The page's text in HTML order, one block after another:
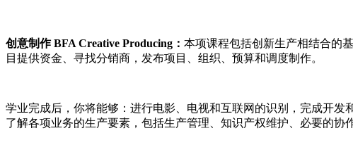
创意制作 BFA Creative Producing： 本项课程包括创新生产相结合的
目提供资金、寻找分销商，发布项目、组织、预算和调度制作。
学业完成后，你将能够：进行电影、电视和互联网的识别，完成开
了解各项业务的生产要素，包括生产管理、知识产权维护、必要的协